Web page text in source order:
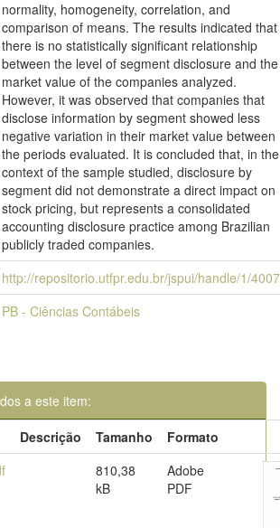
normality, homogeneity, correlation, and
comparison of means. The results indicated that
there is no statistically significant relationship
between the level of segment disclosure and the
market value of the companies analyzed.
However, it was observed that companies that
disclose information by segment showed less
negative variation in their market value between
the periods evaluated. It is concluded that, in the
context of the sample studied, disclosure by
segment did not demonstrate a direct impact on
stock pricing, but represents a consolidated
accounting disclosure practice among Brazilian
publicly traded companies.
http://repositorio.utfpr.edu.br/jspui/handle/1/
PB - Ciências Contábeis
a este item:
Descrição Tamanho
Formato
810,38
kB
Adobe
PDF